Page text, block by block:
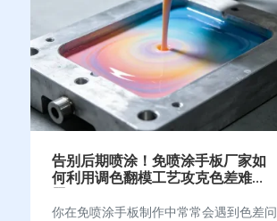
告别后期喷涂！免喷涂手板厂家如
何利用调色翻模工艺攻克色差难
题？
你在免喷涂手板制作中常常会遇到色差问